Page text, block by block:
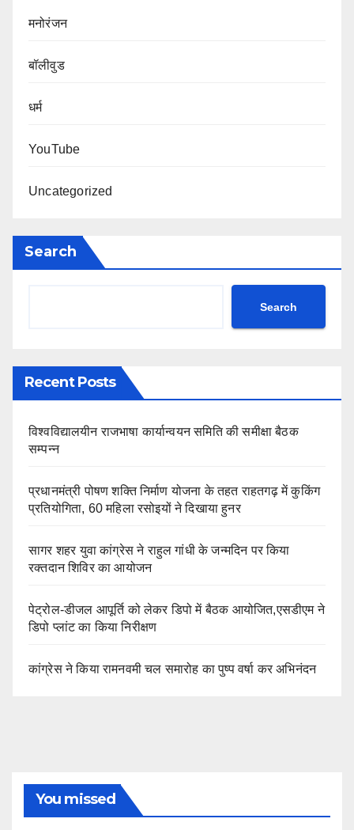
मनोरंजन
बॉलीवुड
धर्म
YouTube
Uncategorized
Search
Search
Recent Posts
विश्वविद्यालयीन राजभाषा कार्यान्वयन समिति की समीक्षा बैठक
सम्पन्न
प्रधानमंत्री पोषण शक्ति निर्माण योजना के तहत राहतगढ़ में कुकिंग
प्रतियोगिता, 60 महिला रसोइयों ने दिखाया हुनर
सागर शहर युवा कांग्रेस ने राहुल गांधी के जन्मदिन पर किया
रक्तदान शिविर का आयोजन
पेट्रोल-डीजल आपूर्ति को लेकर डिपो में बैठक आयोजित,एसडीएम ने
डिपो प्लांट का किया निरीक्षण
कांग्रेस ने किया रामनवमी चल समारोह का पुष्प वर्षा कर अभिनंदन
You missed